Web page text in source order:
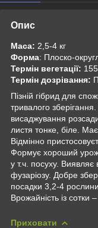
Опис
Маса: 2,5-4 кг
Форма: Плоско-
Термін вегетації:
Термін дозрівання:
Пізній гібрид для
тривалого
висаджування
листя тонке, біле.
Відмінно
Формує хороший
у т.ч. посуху. Виявляє
фузаріозу. Добре
посадки 3,2-4
Врожайність із сотки
Приховати